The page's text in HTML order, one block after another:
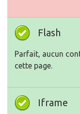
Flash
Parfait, aucun
cette page.
Iframe